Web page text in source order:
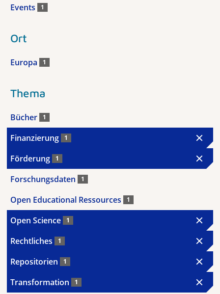
Events 1
Ort
Europa 1
Thema
Bücher 1
Finanzierung 1
Förderung 1
Forschungsdaten 1
Open Educational Ressources 1
Open Science 1
Rechtliches 1
Repositorien 1
Transformation 1